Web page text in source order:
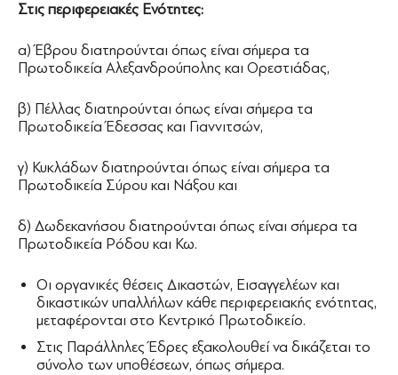
Στις περιφερειακές Ενότητες:
α) Έβρου διατηρούνται όπως είναι σήμερα τα
Πρωτοδικεία Αλεξανδρούπολης και Ορεστιάδας,
β) Πέλλας διατηρούνται όπως είναι σήμερα τα
Πρωτοδικεία Έδεσσας και Γιαννιτσών,
γ) Κυκλάδων διατηρούνται όπως είναι σήμερα τα
Πρωτοδικεία Σύρου και Νάξου και
δ) Δωδεκανήσου διατηρούνται όπως είναι σήμερα τα
Πρωτοδικεία Ρόδου και Κω.
Οι οργανικές θέσεις Δικαστών, Εισαγγελέων και
δικαστικών υπαλλήλων κάθε περιφερειακής ενότητας,
μεταφέρονται στο Κεντρικό Πρωτοδικείο.
Στις Παράλληλες Έδρες εξακολουθεί να δικάζεται το
σύνολο των υποθέσεων, όπως σήμερα.